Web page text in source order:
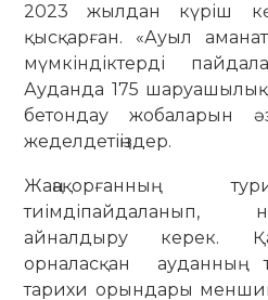
2023 жылдан күріш
қысқарған. «Ауыл
мүмкіндіктерді
Ауданда 175
бетондау жобаларын
жеделдетіңіздер.
Жаңақорғанның
тиімдіпайдаланып,
айналдыру керек.
орналасқан ауданның
тарихи орындары